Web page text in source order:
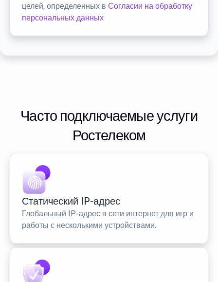
целей, определенных в Согласии на обработку
персональных данных
Часто подключаемые услуги
Ростелеком
Статический IP-адрес
Глобальный IP-адрес в сети интернет для игр и
работы с несколькими устройствами.